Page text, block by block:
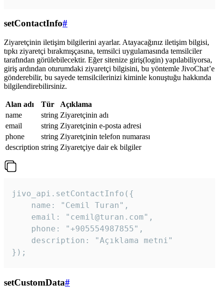
setContactInfo#
Ziyaretçinin iletişim bilgilerini ayarlar. Atayacağınız iletişim bilgisi,
tıpkı ziyaretçi bırakmışçasına, temsilci uygulamasında temsilciler
tarafından görülebilecektir. Eğer sitenize giriş(login) yapılabiliyorsa,
giriş ardından oturumdaki ziyaretçi bilgisini, bu yöntemle JivoChat’e
gönderebilir, bu sayede temsilcilerinizi kiminle konuştuğu hakkında
bilgilendirebilirsiniz.
Alan adı Tür
Açıklama
name
string Ziyaretçinin adı
email
string Ziyaretçinin e-posta adresi
phone
string Ziyaretçinin telefon numarası
description string Ziyaretçiye dair ek bilgiler
jivo_api.setContactInfo({
    name: "Cemil Turan",
    email: "cemil@turan.com",
    phone: "+905554987855",
    description: "Açıklama metni"
});
setCustomData#